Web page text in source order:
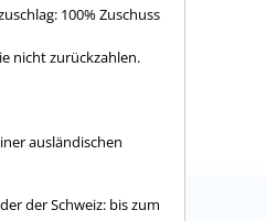
100% Zuschuss
nicht zurückzahlen.
ausländischen
der Schweiz: bis zum